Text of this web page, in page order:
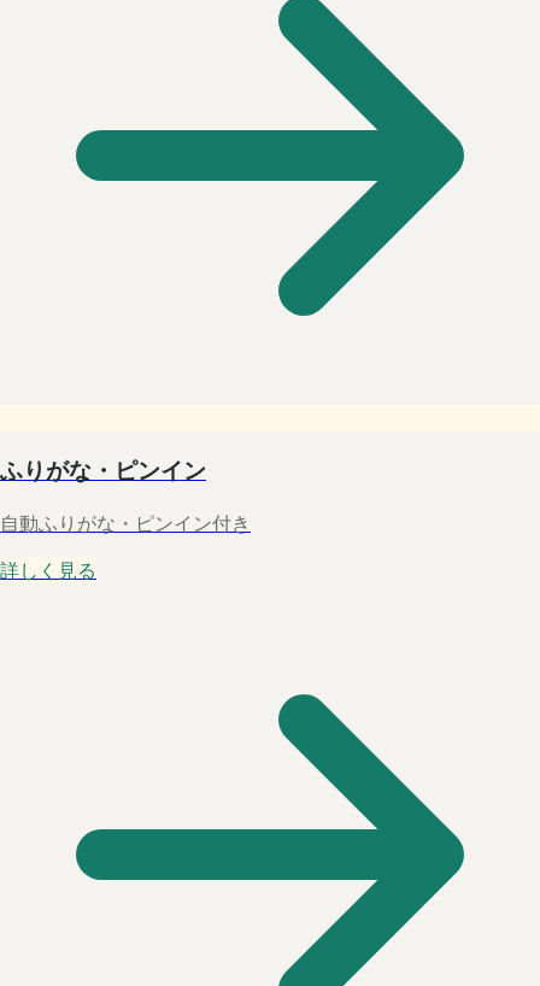
ふりがな・ピンイン
自動ふりがな・ピンイン付き
詳しく見る